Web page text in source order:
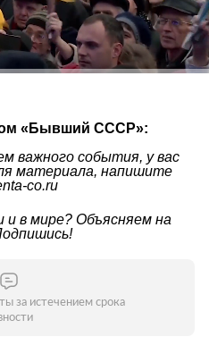
« Бывший СССР»:
важного события, у вас
материала, напишите
co.ru
и в мире? Объясняем на
за истечением срока